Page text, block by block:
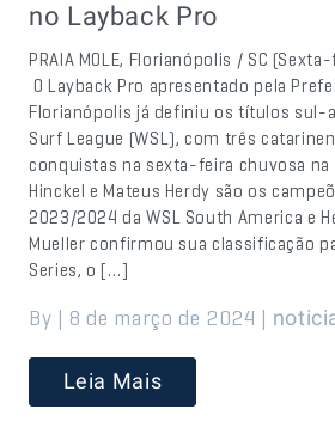
no Layback Pro
PRAIA MOLE, Florianópolis / SC
O Layback Pro apresentado pela
Florianópolis já definiu os títulos sul-
Surf League (WSL), com três
conquistas na sexta-feira chuvosa na
Hinckel e Mateus Herdy são os
2023/2024 da WSL South America e
Mueller confirmou sua classificação
Series, o […]
By | 8 de março de 2024 |
Leia Mais